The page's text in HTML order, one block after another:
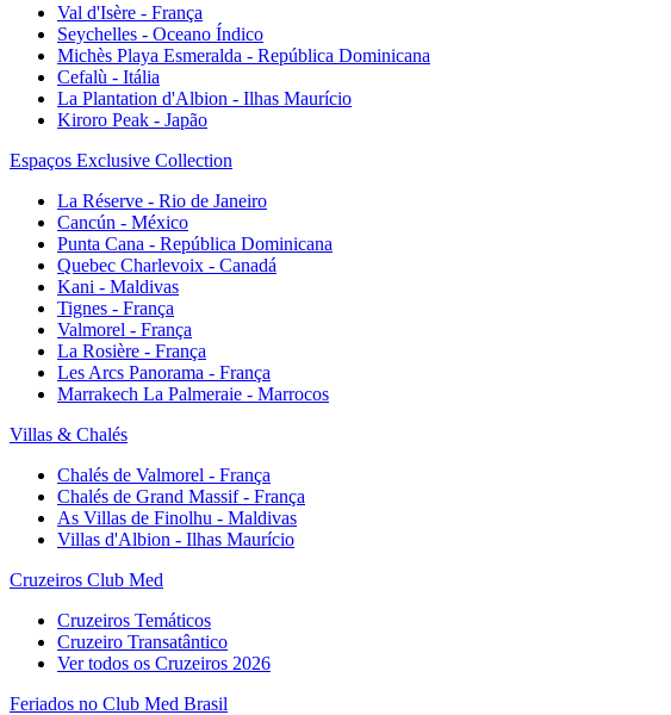
Val d'Isère - França
Seychelles - Oceano Índico
Michès Playa Esmeralda - República Dominicana
Cefalù - Itália
La Plantation d'Albion - Ilhas Maurício
Kiroro Peak - Japão
Espaços Exclusive Collection
La Réserve - Rio de Janeiro
Cancún - México
Punta Cana - República Dominicana
Quebec Charlevoix - Canadá
Kani - Maldivas
Tignes - França
Valmorel - França
La Rosière - França
Les Arcs Panorama - França
Marrakech La Palmeraie - Marrocos
Villas & Chalés
Chalés de Valmorel - França
Chalés de Grand Massif - França
As Villas de Finolhu - Maldivas
Villas d'Albion - Ilhas Maurício
Cruzeiros Club Med
Cruzeiros Temáticos
Cruzeiro Transatântico
Ver todos os Cruzeiros 2026
Feriados no Club Med Brasil